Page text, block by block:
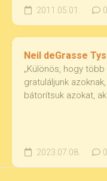
2011.05.01. 0
Neil deGrasse
„Különös, hogy
gratuláljunk
bátorítsuk azokat,
2023.07.08. 0